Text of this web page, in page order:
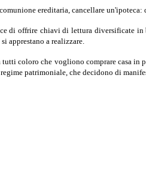
ereditaria, cancellare
offrire chiavi di lettura diversificate
apprestano a realizzare.
coloro che vogliono comprare casa in
patrimoniale, che decidono di